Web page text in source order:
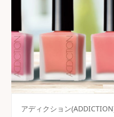
アディクション